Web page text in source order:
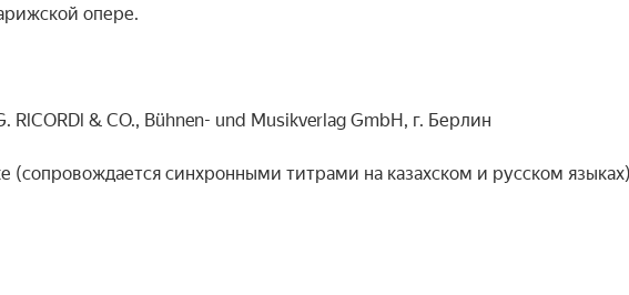
опере.
& CO., Bühnen- und Musikverlag GmbH, г. Берлин
(сопровождается синхронными титрами на казахском и русском языках)